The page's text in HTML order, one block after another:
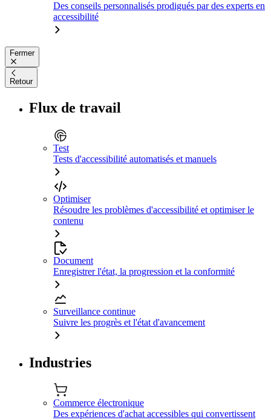
Des conseils personnalisés prodigués par des experts en
accessibilité
Fermer
Retour
Flux de travail
Test
Tests d'accessibilité automatisés et manuels
Optimiser
Résoudre les problèmes d'accessibilité et optimiser le
contenu
Document
Enregistrer l'état, la progression et la conformité
Surveillance continue
Suivre les progrès et l'état d'avancement
Industries
Commerce électronique
Des expériences d'achat accessibles qui convertissent